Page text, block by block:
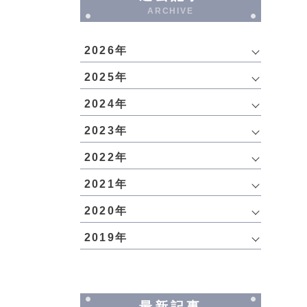
ARCHIVE
2026年
2025年
2024年
2023年
2022年
2021年
2020年
2019年